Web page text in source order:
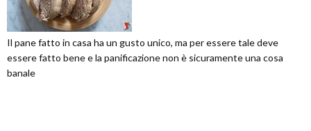
Il pane fatto in casa ha un gusto unico, ma per essere tale deve
essere fatto bene e la panificazione non è sicuramente una cosa
banale